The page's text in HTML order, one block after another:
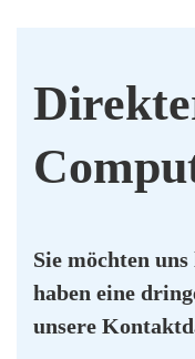
Sie möch­ten
haben eine
unse­re